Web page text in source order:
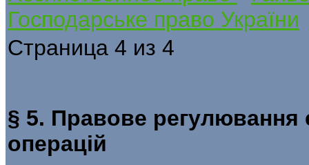
Господарське право України
Страница 4 из 4
§ 5. Правове регулювання
операцій